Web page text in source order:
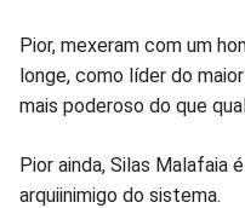
FacebookWhatsapp
Pior, mexeram com um
longe, como líder do
mais poderoso do que
Pior ainda, Silas Malafaia
arquiinimigo do sistema.